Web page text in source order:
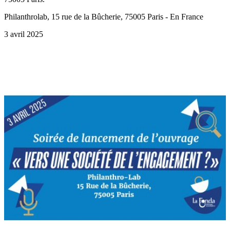
Philanthrolab, 15 rue de la Bûcherie, 75005 Paris - En France
3 avril 2025